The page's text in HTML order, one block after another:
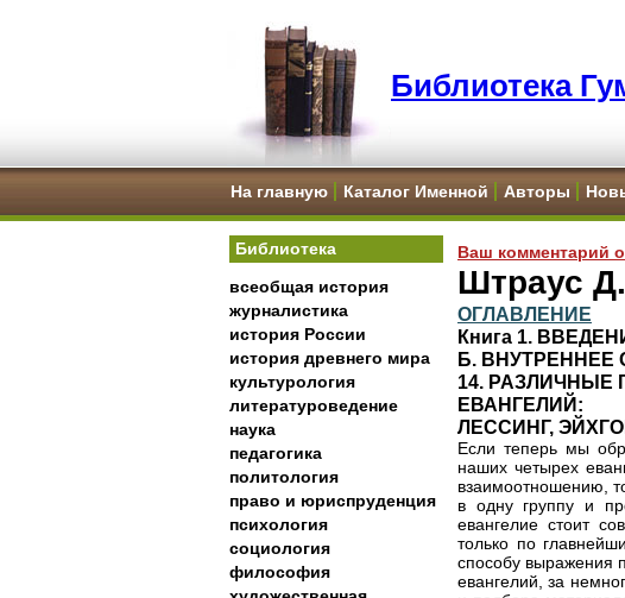
Библиотека
На главную Каталог Именной Авторы
Библиотека
всеобщая история
журналистика
история России
история древнего мира
культурология
литературоведение
наука
педагогика
политология
право и юриспруденция
психология
социология
философия
Ваш комментарий о
Штраус
ОГЛАВЛЕНИЕ
Книга 1.
Б.
14.
ЕВАНГЕЛИЙ:
ЛЕССИНГ,
Если теперь мы
наших четырех
взаимоотношению,
в одну группу и
евангелие стоит
только по
способу выражения
евангелий, за